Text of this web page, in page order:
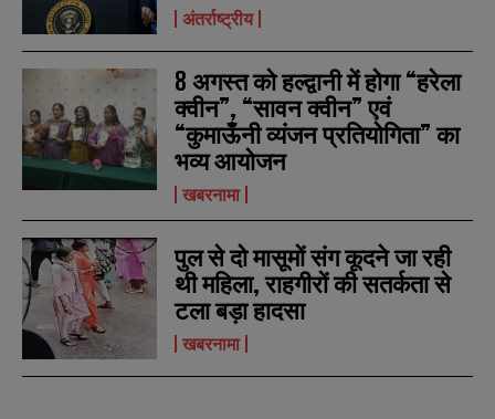
i
l
*
N
b
r
s
SUBMIT
i
l
*
N
b
r
s
SUBMIT
अंतर्राष्ट्रीय
8 अगस्त को हल्द्वानी में होगा “हरेला
क्वीन”, “सावन क्वीन” एवं
“कुमाऊँनी व्यंजन प्रतियोगिता” का
भव्य आयोजन
खबरनामा
पुल से दो मासूमों संग कूदने जा रही
थी महिला, राहगीरों की सतर्कता से
टला बड़ा हादसा
खबरनामा